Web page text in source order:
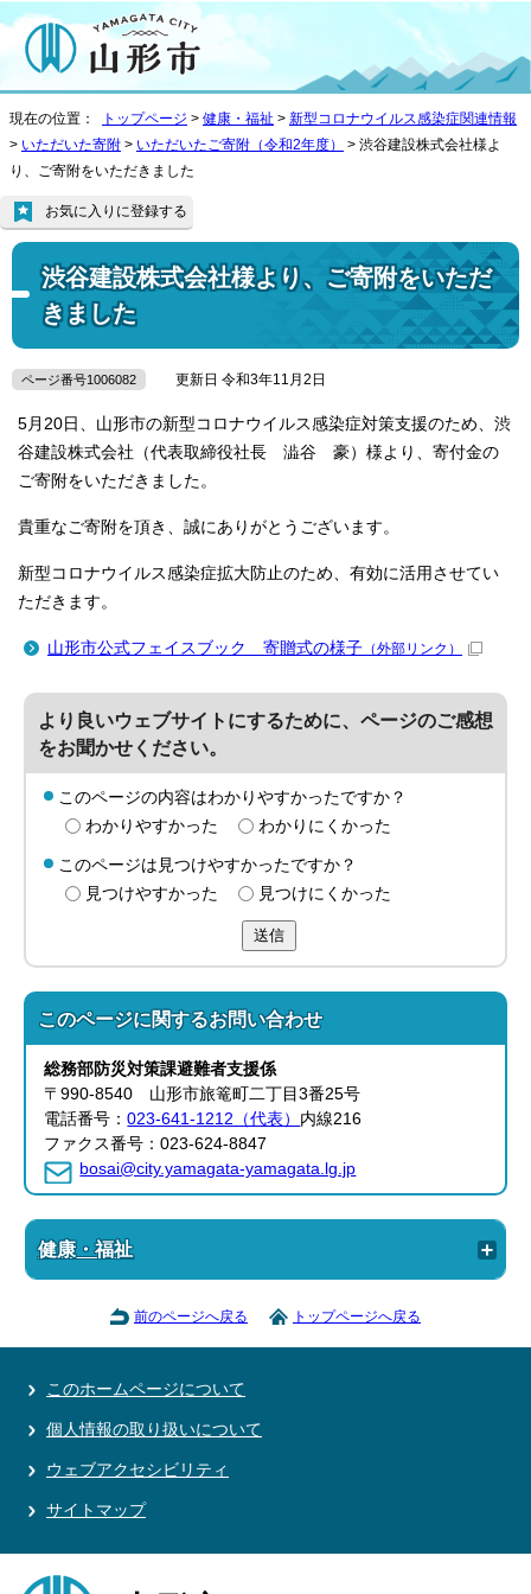
現在の位置： トップページ > 健康・福祉 > 新型コロナウイルス感染症関連情報
> いただいた寄附 > いただいたご寄附（令和2年度）
> 渋谷建設株式会社様よ
り、ご寄附をいただきました
渋谷建設株式会社様より、ご寄附をいただ
きました
お気に入りに登録する
ページ番号1006082 更新日 令和3年11月2日
5月20日、山形市の新型コロナウイルス感染症対策支援のため、渋
谷建設株式会社（代表取締役社長 澁谷 豪）様より、寄付金の
ご寄附をいただきました。
貴重なご寄附を頂き、誠にありがとうございます。
新型コロナウイルス感染症拡大防止のため、有効に活用させてい
ただきます。
山形市公式フェイスブック 寄贈式の様子 （外部リンク）
より良いウェブサイトにするために、ページのご感想
をお聞かせください。
このページの内容はわかりやすかったですか？
わかりやすかった
わかりにくかった
このページは見つけやすかったですか？
見つけやすかった
見つけにくかった
送信
このページに関するお問い合わせ
総務部防災対策課避難者支援係
〒990-8540 山形市旅篭町二丁目3番25号
電話番号：023-641-1212（代表） 内線216
ファクス番号：023-624-8847
bosai@city.yamagata-yamagata.lg.jp
健康・福祉
前のページへ戻る トップページへ戻る
このホームページについて
個人情報の取り扱いについて
ウェブアクセシビリティ
サイトマップ